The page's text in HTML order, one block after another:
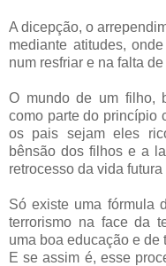
A dicepção, o
mediante atitudes,
num resfriar e na falta
O mundo de um filho,
como parte do princípio
os pais sejam eles
bênsão dos filhos e a
retrocesso da vida
Só existe uma fórmula
terrorismo na face da
uma boa educação e de
E se assim é, esse